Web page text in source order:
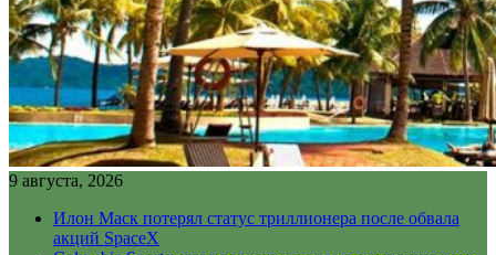
9 августа, 2026
Илон Маск потерял статус триллионера после обвала
акций SpaceX